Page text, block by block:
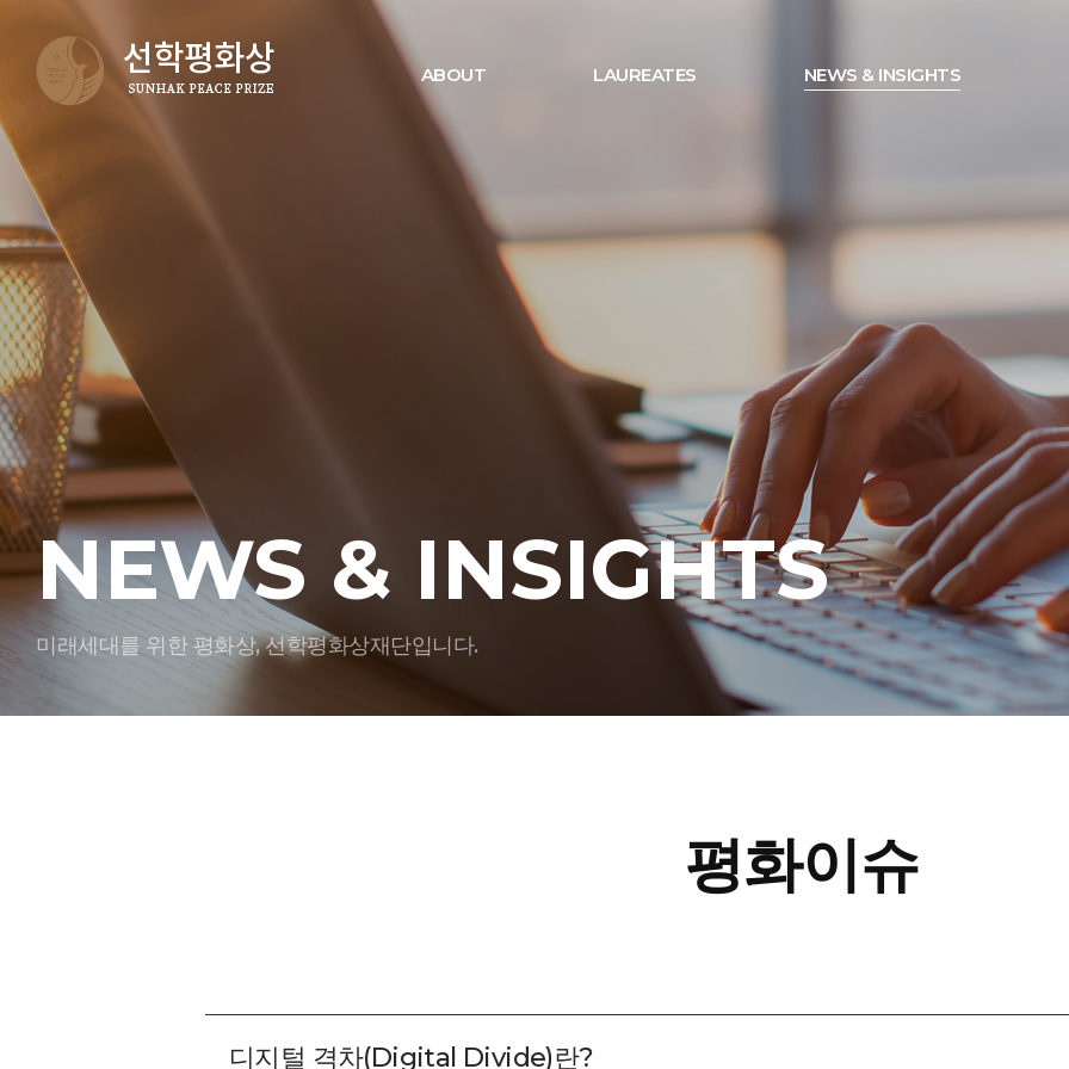
ABOUT LAUREATES NEWS & INSIGHTS
NEWS & INSIGHTS
미래세대를 위한 평화상, 선학평화상재단입니다.
평화이슈
디지털 격차(Digital Divide)란?